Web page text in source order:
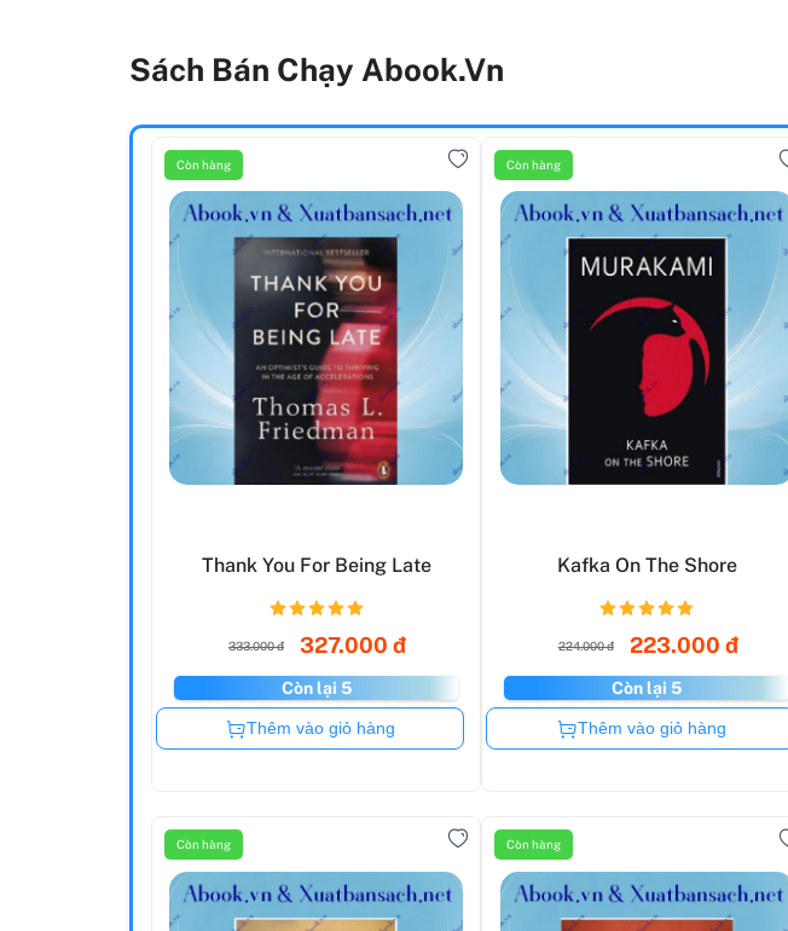
Sách Bán Chạy Abook.vn
Còn hàng
Thank You For Being Late
333.000 đ 327.000 đ
Còn lại 5
Còn hàng
Thêm vào giỏ hàng
Còn hàng
Kafka On The Shore
224.000 đ 223.000 đ
Còn lại 5
Còn hàng
Thêm vào giỏ hàng
Còn hàng Còn hàng